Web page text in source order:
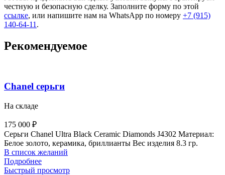
честную и безопасную сделку. Заполните форму по этой
ссылке, или напишите нам на WhatsApp по номеру +7 (915)
140-64-11 .
Рекомендуемое
Chanel серьги
На складе
175 000 ₽
Серьги Chanel Ultra Black Ceramic Diamonds J4302 Материал:
Белое золото, керамика, бриллианты Вес изделия 8.3 гр.
В список желаний
Подробнее
Быстрый просмотр